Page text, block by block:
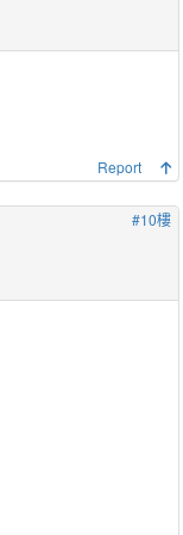
Report
#10樓